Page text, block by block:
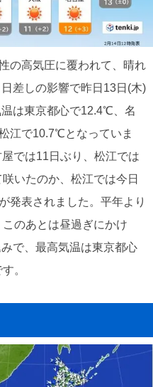
の高気圧に覆われて、晴れ
差しの影響で昨日13日(木)
は東京都心で12.4℃、名
江で10.7℃となっていま
では11日ぶり、松江では
いたのか、松江では今日
発表されました。平年より
のあとは昼過ぎにかけ
で、最高気温は東京都心
。